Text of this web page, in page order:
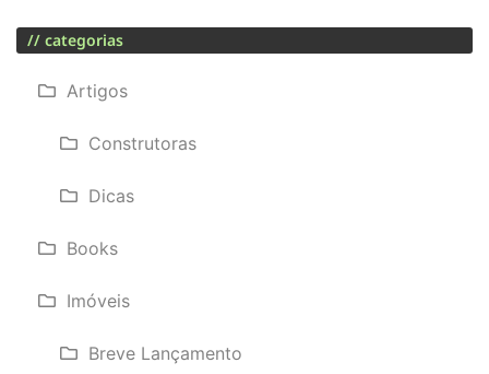
// categorias
Artigos
Construtoras
Dicas
Books
Imóveis
Breve Lançamento